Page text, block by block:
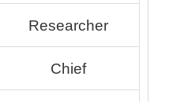
Researcher
Chief